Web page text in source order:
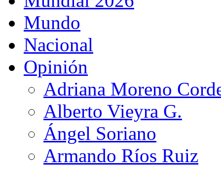
Mundo
Nacional
Opinión
Adriana Moreno
Alberto Vieyra G.
Ángel Soriano
Armando Ríos Ruiz